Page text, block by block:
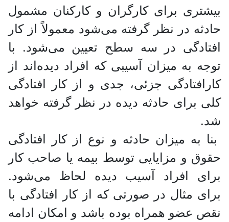
بیشتری برای کارگران و کارکنان مشمول
حادثه در نظر گرفته می‌شود معمولاً از کار
افتادگی در سه سطح تعیین می‌شود. با
توجه به میزان آسیبی که افراد دیده‌اند از
کارافتادگی جزئی، جدی و از کار افتادگی
کلی برای حادثه دیده در نظر گرفته خواهد
شد.
بنا به میزان حادثه و نوع از کار افتادگی
حقوق و مزایایی توسط بیمه یا صاحب کار
برای افراد آسیب دیده لحاظ می‌شود.
برای مثال در صورتی که از کار افتادگی با
نقص عضو همراه بوده باشد و امکان ادامه